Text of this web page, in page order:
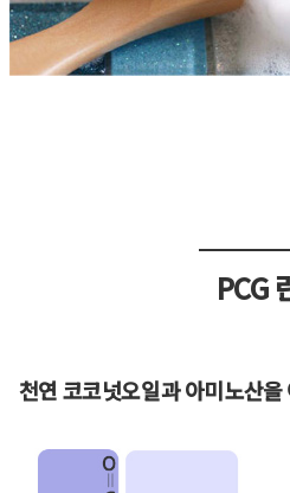
PCG
천연 코코넛오일과 아미노산